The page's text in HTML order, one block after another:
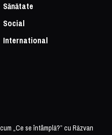
Sănătate
Social
International
„Ce se întâmplă?” cu Răzvan